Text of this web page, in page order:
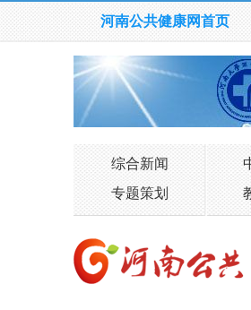
河南公共健康网首页
综合新闻
专题策划